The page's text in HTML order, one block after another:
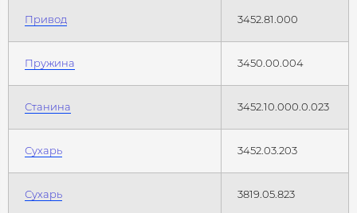
Привод 3452.81.000
Пружина 3450.00.004
Станина 3452.10.000.0.023
Сухарь 3452.03.203
Сухарь 3819.05.823